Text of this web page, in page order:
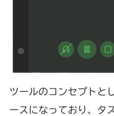
ツールのコンセプトと
ースになっており、タ